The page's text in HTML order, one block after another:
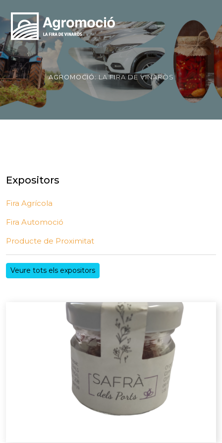
AGROMOCIÓ: LA FIRA DE VINARÒS
Expositors
Fira Agrícola
Fira Automoció
Producte de Proximitat
Veure tots els expositors